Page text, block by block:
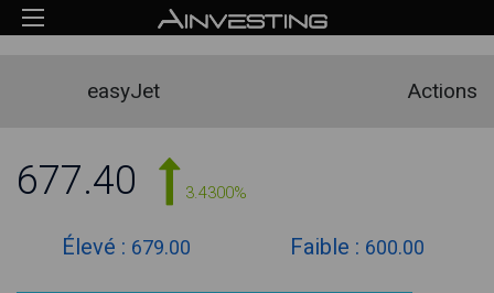
easyJet Actions
677.40 3.4300%
Élevé : 679.00 Faible : 600.00